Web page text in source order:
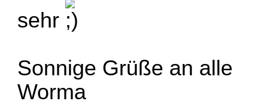
sehr
Sonnige Grüße an alle
Worma